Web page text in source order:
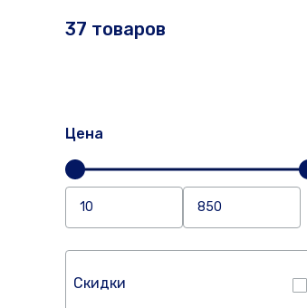
37 товаров
Цена
Скидки